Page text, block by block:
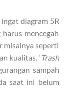
diagram 5R
mencegah
misalnya seperti
kualitas. ‘Trash
sampah
saat ini belum